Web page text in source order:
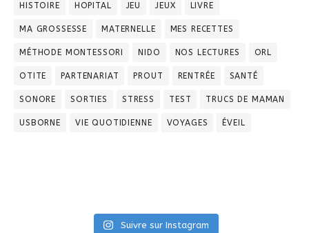
HISTOIRE HOPITAL JEU JEUX LIVRE
MA GROSSESSE MATERNELLE MES RECETTES
MÉTHODE MONTESSORI NIDO NOS LECTURES ORL
OTITE PARTENARIAT PROUT RENTRÉE SANTÉ
SONORE SORTIES STRESS TEST TRUCS DE MAMAN
USBORNE VIE QUOTIDIENNE VOYAGES ÉVEIL
Suivre sur Instagram